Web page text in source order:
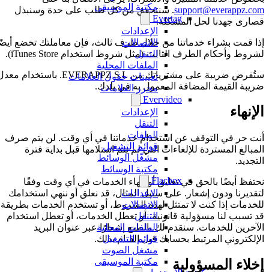
مكتبة الموسيقى
Evertag
الإعدادات
الاتصالات
التنقل
الملفات المحلية
تعيينات حقول العلامات
محرر العلامات
Evervideo
الإعدادات
التنقل
الملفات
قوائم التشغيل
مشغّل الوسائط
مكتبة الوسائط
Flacbox
الإعدادات
الاتصالات
التنقل
الملفات المحلية
قوائم التشغيل
مشغل الصوت
مكتبة الموسيقى
support@everappz.com. سنتحقق من كل طلب على حدة وسنبذل
قصارى جهدنا لحل المشكلة.
إذا قمت بشراء خدماتنا من خلال طرف ثالث، فإن معاملتك تخضع أيضًا
لشروط وأحكام الطرف الثالث (مثل شروط استخدام iTunes Store).
ستُفرض ضريبة على مشترياتك من EVERAPPZ S.L. باستخدام معدل
ضريبة القيمة المضافة المعمول به في بلدك.
الإنهاء
أنت حر في التوقف عن استخدام خدماتنا في أي وقت. لن يتم صرف
المبالغ المستردة للإلغاءات التي لم يتم استلامها قبل بداية فترة
التجديد.
نحتفظ أيضًا بالحق في تعليق أو إنهاء الخدمات في أي وقت وفقًا
لتقديرنا ودون إشعار. على سبيل المثال، قد نعلق أو ننهي استخدامك
للخدمات إذا كنت لا تمتثل لهذه الشروط، أو تستخدم الخدمات بطريقة
قد تسبب لنا مسؤولية قانونية، أو تعطل الخدمات، أو تعطل استخدام
الآخرين للخدمات. سنقدم لك بالطبع إشعارًا عبر عنوان البريد
الإلكتروني المرتبط بحسابك قبل القيام بذلك.
إخلاء المسؤولية